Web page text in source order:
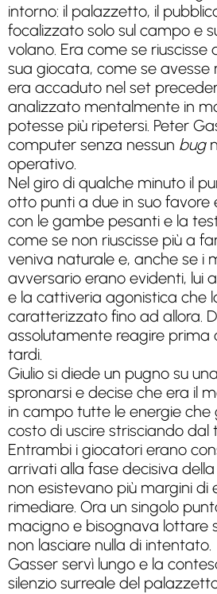
intorno: il palazzetto, il
focalizzato solo sul campo e
volano. Era come se riuscisse
sua giocata, come se avesse
era accaduto nel set
analizzato mentalmente in
potesse più ripetersi. Peter
computer senza nessun bug
operativo.
Nel giro di qualche minuto il
otto punti a due in suo favore
con le gambe pesanti e la
come se non riuscisse più a
veniva naturale e, anche se i
avversario erano evidenti, lui
e la cattiveria agonistica che
caratterizzato fino ad allora.
assolutamente reagire prima
tardi.
Giulio si diede un pugno su
spronarsi e decise che era il
in campo tutte le energie che
costo di uscire strisciando dal
Entrambi i giocatori erano
arrivati alla fase decisiva
non esistevano più margini di
rimediare. Ora un singolo
macigno e bisognava lottare
non lasciare nulla di intentato.
Gasser servì lungo e la
silenzio surreale del